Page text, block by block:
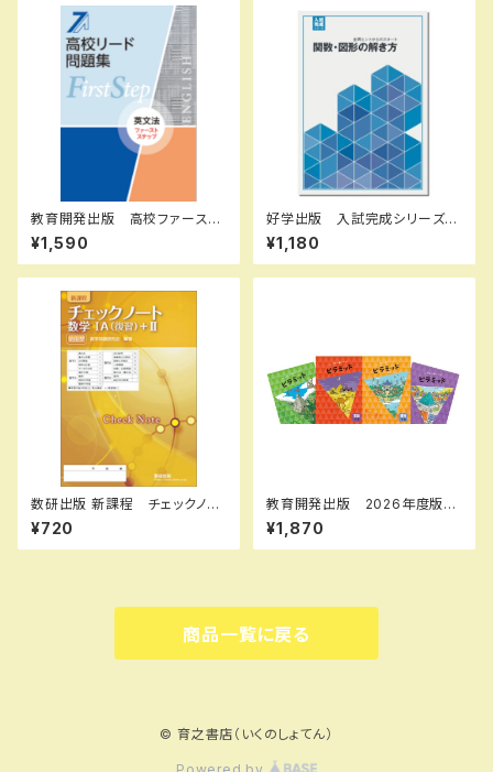
教育開発出版 高校ファースト
ステップ問題集 英文法 202
6年度版 新品完全セット
¥1,590
好学出版 入試完成シリーズ
関数・図形の解き方 2026年
度版 新品完全セット ISBN：
B0D3B6JKYT ISBN-10：B
¥1,180
数研出版 新課程 チェックノー
ト 数学IA(復習)+II 傍用型
新品 問題集本体のみ 別冊
解答なし ISBN：978441022
¥720
教育開発出版 2026年度版
ピラミッド 国語 小1～6 各
学年（選択ください） 問題集本
体と別冊解答つき 新品完全セ
¥1,870
商品一覧に戻る
© 育之書店（いくのしょてん）